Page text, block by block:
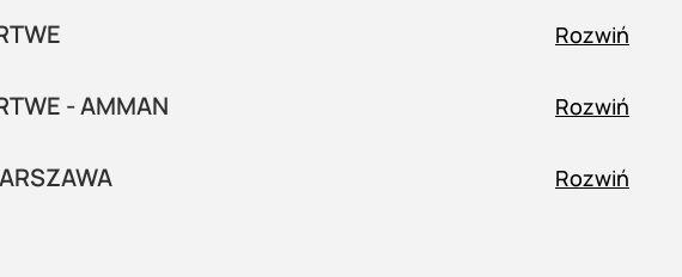
Rozwiń
- AMMAN Rozwiń
Rozwiń